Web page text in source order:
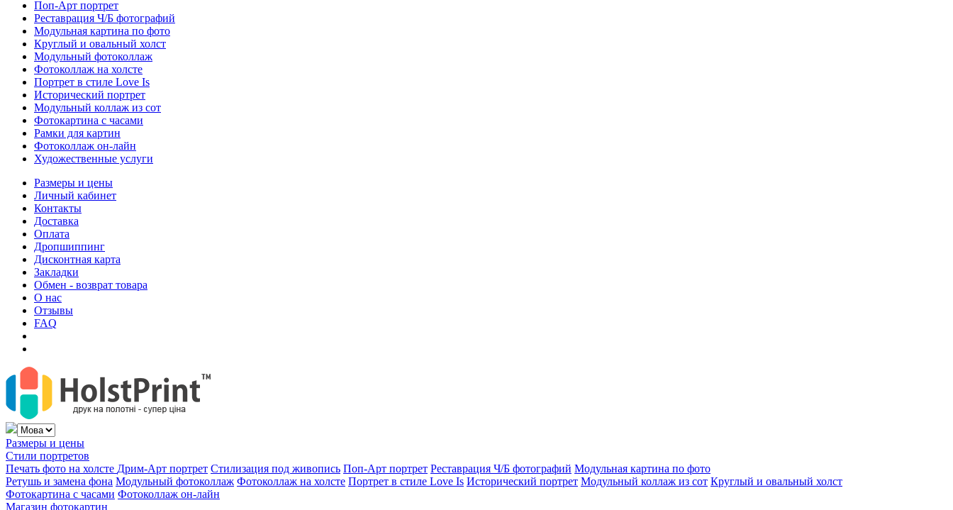
Поп-Арт портрет
Реставрация Ч/Б фотографий
Модульная картина по фото
Круглый и овальный холст
Модульный фотоколлаж
Фотоколлаж на холсте
Портрет в стиле Love Is
Исторический портрет
Модульный коллаж из сот
Фотокартина с часами
Рамки для картин
Фотоколлаж он-лайн
Художественные услуги
Размеры и цены
Личный кабинет
Контакты
Доставка
Оплата
Дропшиппинг
Дисконтная карта
Закладки
Обмен - возврат товара
О нас
Отзывы
FAQ
Размеры и цены
Стили портретов
Печать фото на холсте Дрим-Арт портрет Стилизация под живопись Поп-Арт портрет Реставрация Ч/Б фотографий Модульная картина по фото
Ретушь и замена фона Модульный фотоколлаж Фотоколлаж на холсте Портрет в стиле Love Is Исторический портрет Модульный коллаж из сот Круглый и овальный холст
Фотокартина с часами Фотоколлаж он-лайн
Магазин фотокартин